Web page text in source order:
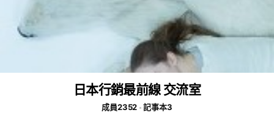
日本行銷最前線 交流室
成員2352
記事本3